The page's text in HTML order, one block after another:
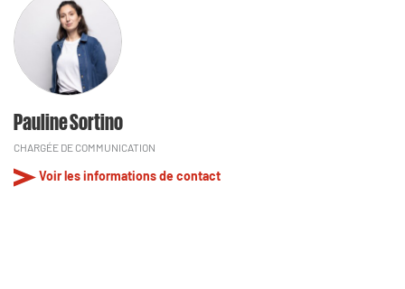
Pauline Sortino
CHARGÉE DE COMMUNICATION
Voir les informations de contact